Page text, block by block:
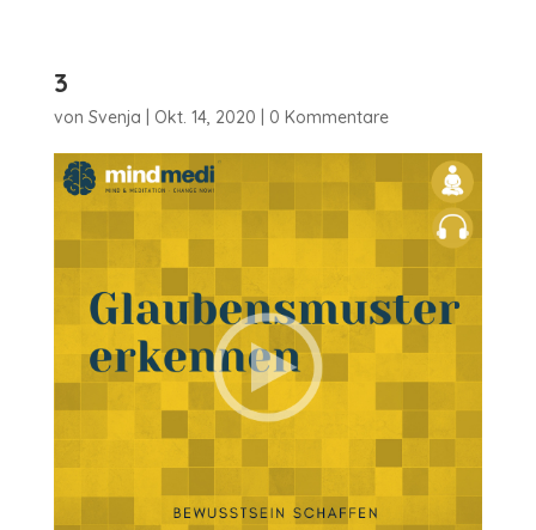
3
von Svenja Okt. 14, 2020 0 Kommentare